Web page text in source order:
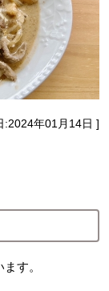
:2024年01月14日 ]
す。